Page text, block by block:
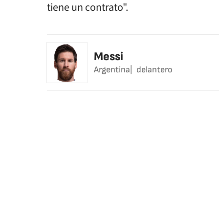
tiene un contrato".
Messi
Argentina delantero